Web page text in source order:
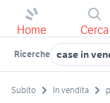
Home Cerca
Ricerche case in
Subito In vendita